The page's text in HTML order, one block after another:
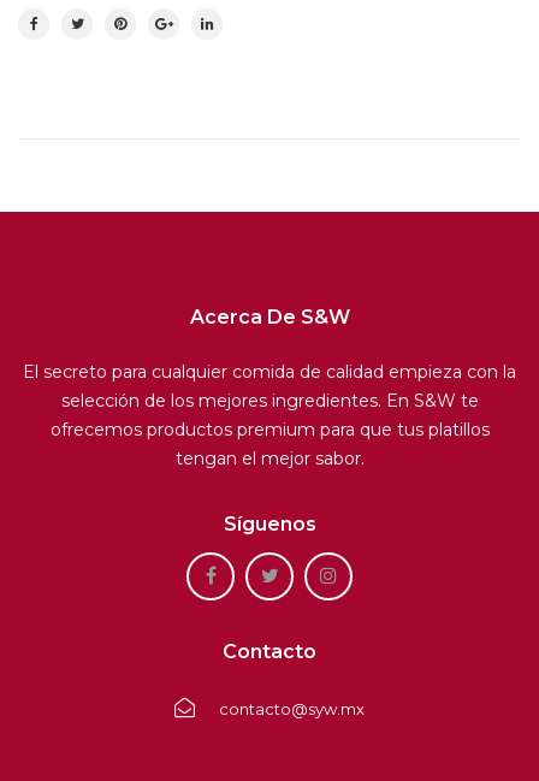
Acerca De S&W
El secreto para cualquier comida de calidad empieza con la
selección de los mejores ingredientes. En S&W te
ofrecemos productos premium para que tus platillos
tengan el mejor sabor.
Síguenos
Contacto
contacto@syw.mx